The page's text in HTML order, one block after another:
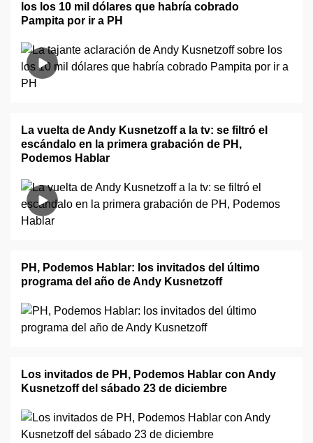
los los 10 mil dólares que habría cobrado
Pampita por ir a PH
La vuelta de Andy Kusnetzoff a la tv: se filtró el
escándalo en la primera grabación de PH,
Podemos Hablar
PH, Podemos Hablar: los invitados del último
programa del año de Andy Kusnetzoff
Los invitados de PH, Podemos Hablar con Andy
Kusnetzoff del sábado 23 de diciembre